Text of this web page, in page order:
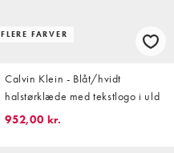
FLERE FARVER
Calvin Klein - Blåt/hvidt
halstørklæde med tekstlogo i uld
952,00 kr.